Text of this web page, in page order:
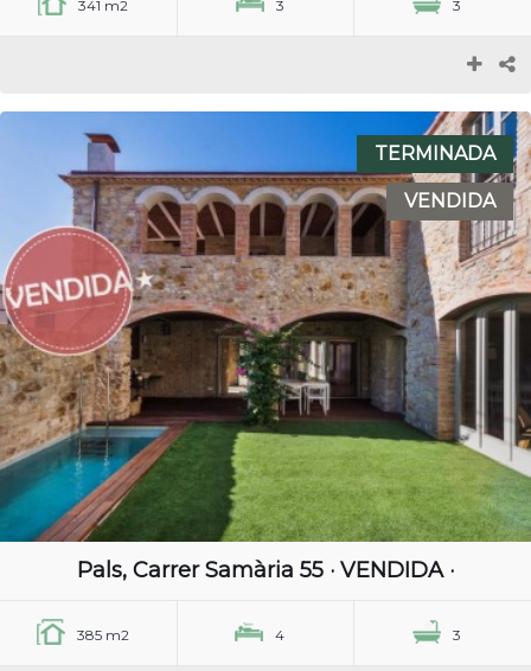
341 m2 3 3
TERMINADA
VENDIDA
Pals, Carrer Samària 55 · VENDIDA ·
385 m2 4 3